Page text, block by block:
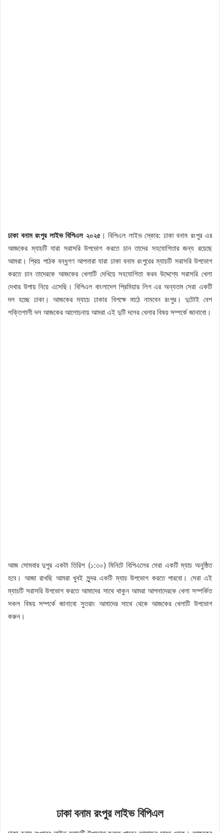
ঢাকা বনাম রংপুর লাইভ বিপিএল ২০২৫। বিপিএল লাইভ স্কোর: ঢাকা বনাম রংপুর এর
আজকের ম্যাচটি যারা সরাসরি উপভোগ করতে চান তাদের সহযোগিতার জন্য রয়েছে
আমরা। প্রিয় পাঠক বন্ধুগণ আপনারা যারা ঢাকা বনাম রংপুরের ম্যাচটি সরাসরি উপভোগ
করতে চান তাদেরকে আজকের খেলাটি দেখিয়ে সহযোগিতা করব উদ্দেশ্যে সরাসরি খেলা
দেখার উপায় নিয়ে এসেছি। বিপিএল বাংলাদেশ প্রিমিয়ার লিগ এর অন্যতম সেরা একটি
দল হচ্ছে ঢাকা। আজকের ম্যাচে ঢাকার বিপক্ষে মাঠে নামবেন রংপুর। দুটোই বেশ
শক্তিশালী দল আজকের আলোচনায় আমরা এই দুটি দলের খেলার বিষয় সম্পর্কে জানাবো।
আজ সোমবার দুপুর একটা তিরিশ (১:৩০) মিনিটে বিপিএলের সেরা একটি ম্যাচ অনুষ্ঠিত
হবে। আজা রাখছি আমরা খুবই সুন্দর একটি ম্যাচ উপভোগ করতে পারবো। সেরা এই
ম্যাচটি সরাসরি উপভোগ করতে আমাদের সাথে থাকুন আমরা আপনাদেরকে খেলা সম্পর্কিত
সকল বিষয় সম্পর্কে জানাবো সুতরাং আমাদের সাথে থেকে আজকের খেলাটি উপভোগ
করুন।
ঢাকা বনাম রংপুর লাইভ বিপিএল